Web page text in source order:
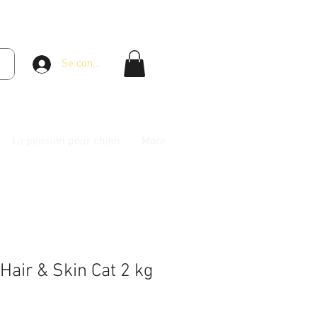
Se connecter
& Skin Cat 2 kg